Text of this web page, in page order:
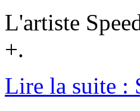
L'artiste
+.
Lire la suite :